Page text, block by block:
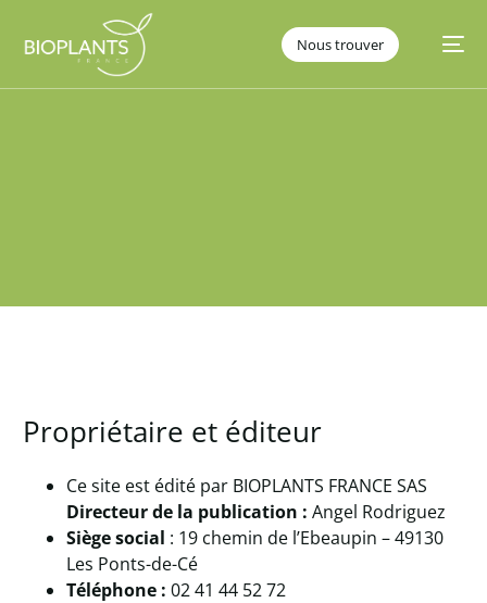
Nous trouver
Propriétaire et éditeur
Ce site est édité par BIOPLANTS FRANCE SAS
Directeur de la publication : Angel Rodriguez
Siège social : 19 chemin de l’Ebeaupin – 49130
Les Ponts-de-Cé
Téléphone : 02 41 44 52 72